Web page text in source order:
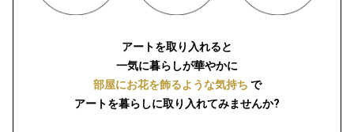
アートを取り入れると
一気に暮らしが華やかに
部屋にお花を飾るような気持ち で
アートを暮らしに取り入れてみませんか?